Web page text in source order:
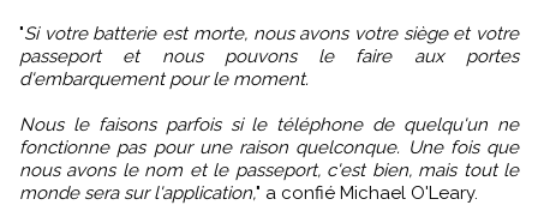
"Si votre batterie est morte, nous avons votre siège et votre
passeport et nous pouvons le faire aux portes
d'embarquement pour le moment.
Nous le faisons parfois si le téléphone de quelqu'un ne
fonctionne pas pour une raison quelconque. Une fois que
nous avons le nom et le passeport, c'est bien, mais tout le
monde sera sur l'application," a confié Michael O'Leary.